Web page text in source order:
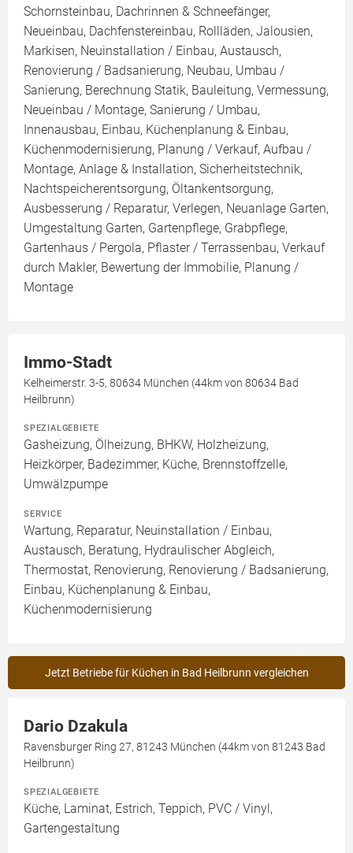
Schornsteinbau, Dachrinnen & Schneefänger,
Neueinbau, Dachfenstereinbau, Rollläden, Jalousien,
Markisen, Neuinstallation / Einbau, Austausch,
Renovierung / Badsanierung, Neubau, Umbau /
Sanierung, Berechnung Statik, Bauleitung, Vermessung,
Neueinbau / Montage, Sanierung / Umbau,
Innenausbau, Einbau, Küchenplanung & Einbau,
Küchenmodernisierung, Planung / Verkauf, Aufbau /
Montage, Anlage & Installation, Sicherheitstechnik,
Nachtspeicherentsorgung, Öltankentsorgung,
Ausbesserung / Reparatur, Verlegen, Neuanlage Garten,
Umgestaltung Garten, Gartenpflege, Grabpflege,
Gartenhaus / Pergola, Pflaster / Terrassenbau, Verkauf
durch Makler, Bewertung der Immobilie, Planung /
Montage
Immo-Stadt
Kelheimerstr. 3-5, 80634 München (44km von 80634 Bad
Heilbrunn)
SPEZIALGEBIETE
Gasheizung, Ölheizung, BHKW, Holzheizung,
Heizkörper, Badezimmer, Küche, Brennstoffzelle,
Umwälzpumpe
SERVICE
Wartung, Reparatur, Neuinstallation / Einbau,
Austausch, Beratung, Hydraulischer Abgleich,
Thermostat, Renovierung, Renovierung / Badsanierung,
Einbau, Küchenplanung & Einbau,
Küchenmodernisierung
Jetzt Betriebe für Küchen in Bad Heilbrunn vergleichen
Dario Dzakula
Ravensburger Ring 27, 81243 München (44km von 81243 Bad
Heilbrunn)
SPEZIALGEBIETE
Küche, Laminat, Estrich, Teppich, PVC / Vinyl,
Gartengestaltung